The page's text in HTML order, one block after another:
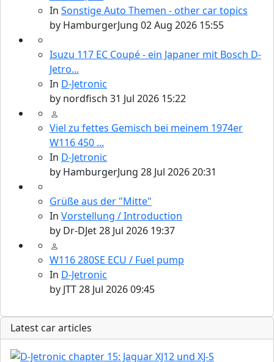
In Sonstige Auto Themen - other car topics
by HamburgerJung 02 Aug 2026 15:55
Isuzu 117 EC Coupé - ein Japaner mit Bosch D-
Jetro...
In D-Jetronic
by nordfisch 31 Jul 2026 15:22
Viel zu fettes Gemisch bei meinem 1974er
W116 450 ...
In D-Jetronic
by HamburgerJung 28 Jul 2026 20:31
Grüße aus der "Mitte"
In Vorstellung / Introduction
by Dr-DJet28 Jul 2026 19:37
W116 280SE ECU / Fuel pump
In D-Jetronic
by JTT28 Jul 2026 09:45
Latest car articles